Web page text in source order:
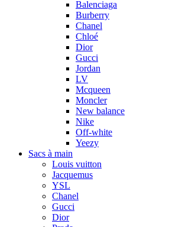
Balenciaga
Burberry
Chanel
Chloé
Dior
Gucci
Jordan
LV
Mcqueen
Moncler
New balance
Nike
Off-white
Yeezy
Sacs à main
Louis vuitton
Jacquemus
YSL
Chanel
Gucci
Dior